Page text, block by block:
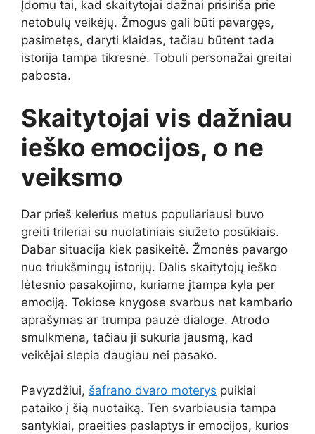
Įdomu tai, kad skaitytojai dažnai prisiriša prie
netobulų veikėjų. Žmogus gali būti pavargęs,
pasimetęs, daryti klaidas, tačiau būtent tada
istorija tampa tikresnė. Tobuli personažai greitai
pabosta.
Skaitytojai vis dažniau
ieško emocijos, o ne
veiksmo
Dar prieš kelerius metus populiariausi buvo
greiti trileriai su nuolatiniais siužeto posūkiais.
Dabar situacija kiek pasikeitė. Žmonės pavargo
nuo triukšmingų istorijų. Dalis skaitytojų ieško
lėtesnio pasakojimo, kuriame įtampa kyla per
emociją. Tokiose knygose svarbus net kambario
aprašymas ar trumpa pauzė dialoge. Atrodo
smulkmena, tačiau ji sukuria jausmą, kad
veikėjai slepia daugiau nei pasako.
Pavyzdžiui, šafrano dvaro moterys puikiai
pataiko į šią nuotaiką. Ten svarbiausia tampa
santykiai, praeities paslaptys ir emocijos, kurios